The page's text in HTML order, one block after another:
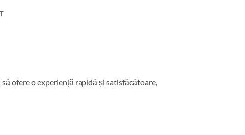
ofere o experiență rapidă și satisfăcătoare,